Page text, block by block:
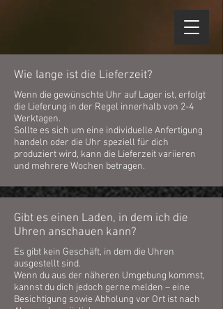
Wie lange ist die Lieferzeit?
Wenn die gewünschte Uhr auf Lager ist, erfolgt
die Lieferung in der Regel innerhalb von 2-4
Werktagen.
Sollte es sich um eine individuelle Anfertigung
handeln oder die Uhr speziell für dich
produziert wird, kann die Lieferzeit variieren
und mehrere Wochen betragen.
Gibt es einen Laden, in dem ich die
Uhren anschauen kann?
Es gibt kein Geschäft, in dem die Uhren
ausgestellt sind.
Wenn du aus der näheren Umgebung kommst,
kannst du dich jedoch gerne melden – eine
Besichtigung sowie Abholung vor Ort ist nach